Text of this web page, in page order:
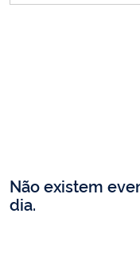
Não existem
dia.